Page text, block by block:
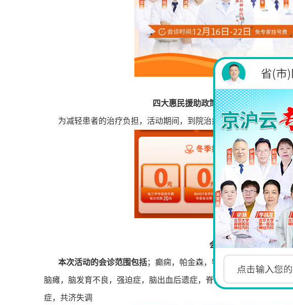
四大惠民援助政策，全方位助力患者康复
为减轻患者的治疗负担，活动期间，到院治疗均可享受四大惠民
会诊范围
本次活动的会诊范围包括；癫痫，帕金森，特发性震颤，精神发
脑瘫，脑发育不良，强迫症，脑出血后遗症，脊髓损伤，语言发育迟
症，共济失调